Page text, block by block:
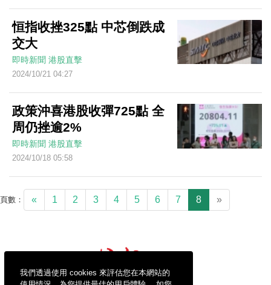
我們透過使用 cookies 來評估您在本網站的
恒指收挫325點 中芯倒跌成
交大
即時新聞 港股直擊
2024/10/21 04:27
政策沖喜港股收彈725點 全
周仍挫逾2%
即時新聞 港股直擊
2024/10/18 05:58
頁數： « 1 2 3 4 5 6 7 8 »